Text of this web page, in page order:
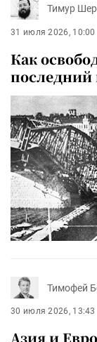
Тимур
31 июля 2026, 10:00
Как
последний
Тимофей
30 июля 2026, 13:43
Азия и